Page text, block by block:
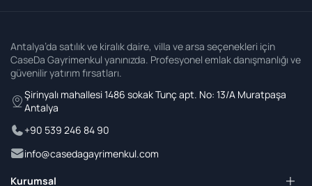
Antalya’da satılık ve kiralık daire, villa ve arsa seçenekleri için
CaseDa Gayrimenkul yanınızda. Profesyonel emlak danışmanlığı ve
güvenilir yatırım fırsatları.
Şirinyalı mahallesi 1486 sokak Tunç apt. No: 13/A Muratpaşa
Antalya
+90 539 246 84 90
info@casedagayrimenkul.com
Kurumsal